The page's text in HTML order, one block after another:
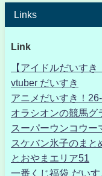
Links
Link
【アイドルだいすき
vtuber だいすき
アニメだいすき！26-
オラシオンの競馬グ
スーパーウンコウー
スケバン氷子のまと
とおやまエリア51
一番くじ福袋 だいす